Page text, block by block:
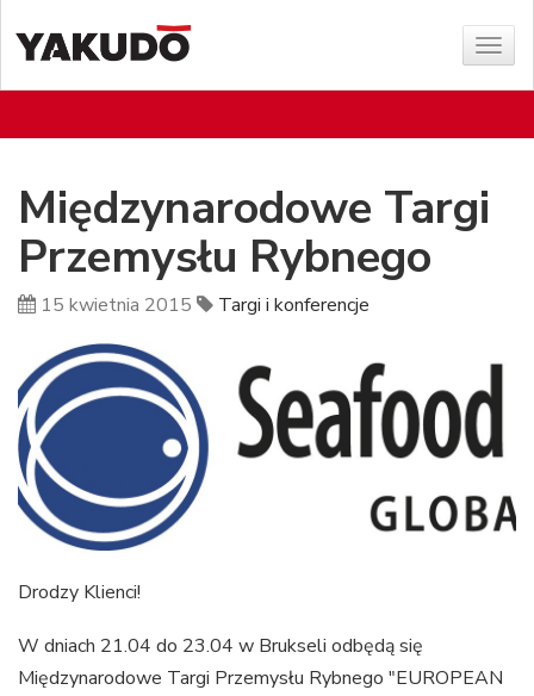
menu
Międzynarodowe Targi
Przemysłu Rybnego
15 kwietnia 2015 Targi i konferencje
Drodzy Klienci!
W dniach 21.04 do 23.04 w Brukseli odbędą się
Międzynarodowe Targi Przemysłu Rybnego "EUROPEAN